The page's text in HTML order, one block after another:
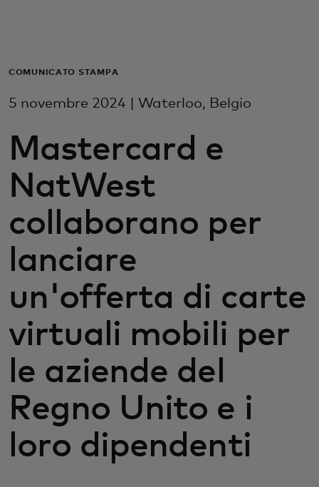
Per il business
Per gli innovatori
Newsroom
COMUNICATO STAMPA
5 novembre 2024 | Waterloo, Belgio
Mastercard e
NatWest
collaborano per
lanciare
un'offerta di carte
virtuali mobili per
le aziende del
Regno Unito e i
loro dipendenti